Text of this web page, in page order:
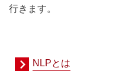
行きます。
NLPとは